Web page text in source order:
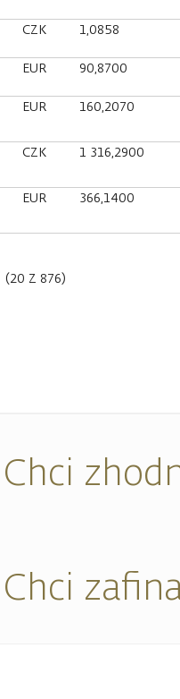
CZK 1,0858
EUR 90,8700
EUR 160,2070
CZK 1 316,2900
EUR 366,1400
(20 Z 876)
Chci
Chci